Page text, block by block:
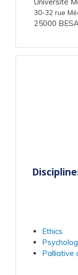
30-32 rue
25000
Ethics
Palliative